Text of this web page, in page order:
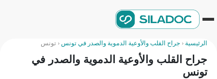
الرئيسية‹جراح القلب والأوعية الدموية والصدر في تونس‹تونس
جراح القلب والأوعية الدموية والصدر في
تونس